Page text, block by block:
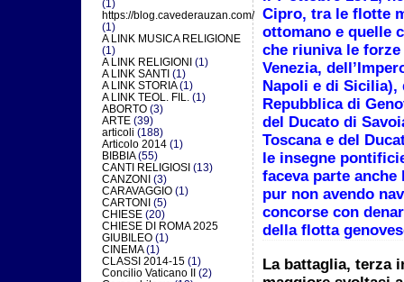
(1)
https://blog.cavederauzan.com/
(1)
A LINK MUSICA RELIGIONE
(1)
A LINK RELIGIONI (1)
A LINK SANTI (1)
A LINK STORIA(1)
A LINK TEOL. FIL. (1)
ABORTO (3)
ARTE (39)
articoli (188)
Articolo 2014 (1)
BIBBIA(55)
CANTI RELIGIOSI (13)
CANZONI (3)
CARAVAGGIO (1)
CARTONI (5)
CHIESE (20)
CHIESE DI ROMA 2025
GIUBILEO (1)
CINEMA(1)
CLASSI 2014-15 (1)
Concilio Vaticano II
(2)
Cipro, tra le flotte
ottomano e quelle
che riuniva le
Venezia,
Napoli e di
Repubblica di
del Ducato di
Toscana e del
le insegne
faceva parte
pur non avendo
concorse con
della flotta
La battaglia, terza